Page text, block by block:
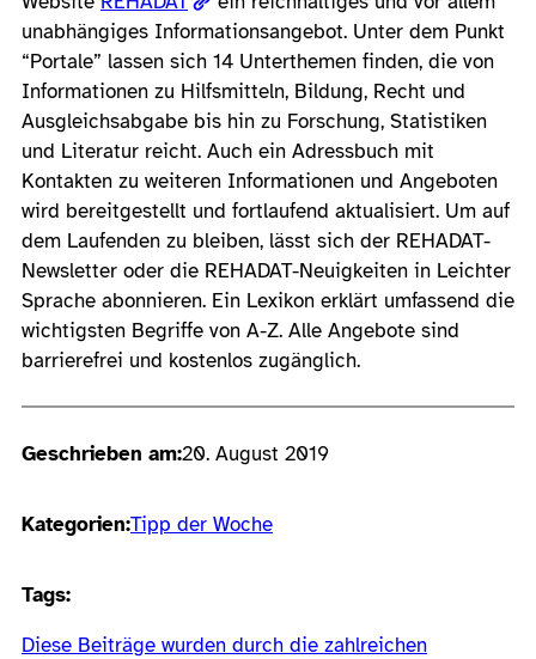
unabhängiges Informationsangebot. Unter dem Punkt
“Portale” lassen sich 14 Unterthemen finden, die von
Informationen zu Hilfsmitteln, Bildung, Recht und
Ausgleichsabgabe bis hin zu Forschung, Statistiken
und Literatur reicht. Auch ein Adressbuch mit
Kontakten zu weiteren Informationen und Angeboten
wird bereitgestellt und fortlaufend aktualisiert. Um auf
dem Laufenden zu bleiben, lässt sich der REHADAT-
Newsletter oder die REHADAT-Neuigkeiten in Leichter
Sprache abonnieren. Ein Lexikon erklärt umfassend die
wichtigsten Begriffe von A-Z. Alle Angebote sind
barrierefrei und kostenlos zugänglich.
Geschrieben am:20. August 2019
Kategorien:Tipp der Woche
Tags:
Diese Beiträge wurden durch die zahlreichen